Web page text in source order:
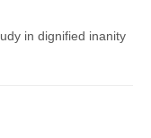
in dignified inanity